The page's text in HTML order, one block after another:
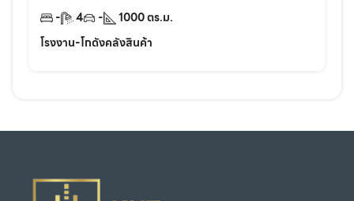
- 4 - 1000ตร.ม.
โรงงาน-โกดังคลังสินค้า